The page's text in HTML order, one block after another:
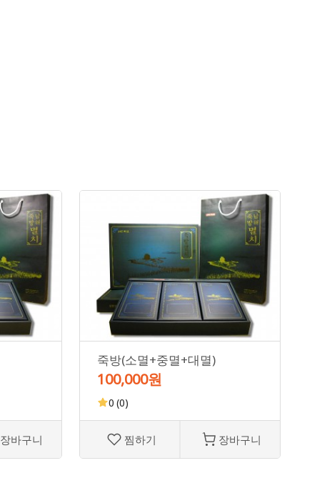
장바구니
죽방(소멸+중멸+대멸)
100,000원
0 (0)
찜하기 장바구니